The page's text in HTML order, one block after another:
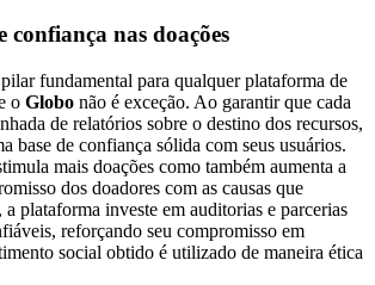
confiança nas doações
fundamental para qualquer plataforma de
o Globo não é exceção. Ao garantir que cada
de relatórios sobre o destino dos recursos,
base de confiança sólida com seus usuários.
mais doações como também aumenta a
dos doadores com as causas que
plataforma investe em auditorias e parcerias
reforçando seu compromisso em
social obtido é utilizado de maneira ética